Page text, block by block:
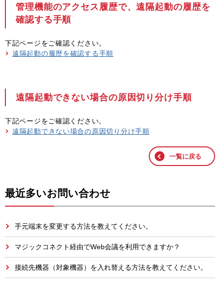
管理機能のアクセス履歴で、遠隔起動の履歴を
確認する手順
下記ページをご確認ください。
遠隔起動の履歴を確認する手順
遠隔起動できない場合の原因切り分け手順
下記ページをご確認ください。
遠隔起動できない場合の原因切り分け手順
一覧に戻る
最近多いお問い合わせ
手元端末を変更する方法を教えてください。
マジックコネクト経由でWeb会議を利用できますか？
接続先機器（対象機器）を入れ替える方法を教えてください。